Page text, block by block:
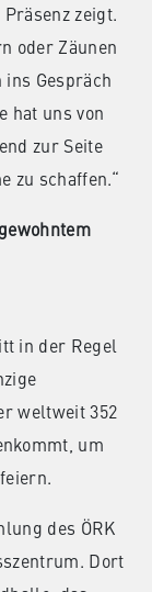
zeigt.
oder Zäunen
Gespräch
hat uns von
zur Seite
zu schaffen.“
in der Regel
weltweit 352
um
des ÖRK
Dort